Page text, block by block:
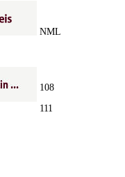
NML
108
111